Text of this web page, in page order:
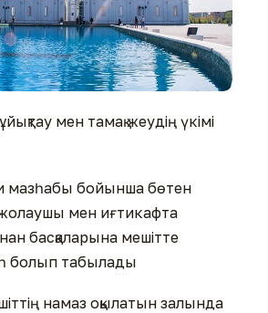
мен тамақ жеудің үкімі
мазһабы бойынша бөтен
мен иғтикафта
басқаларына мешітте
болып табылады
намаз оқылатын залында